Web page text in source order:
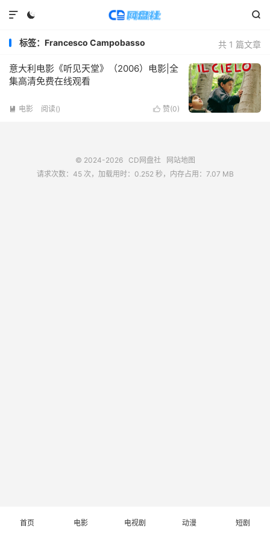
 

共 1 篇文章
标签：Francesco Campobasso
意大利电影《听见天堂》（2006）电影|全
集高清免费在线观看
 赞(0)
 电影 阅读()
© 2024-2026 CD网盘社
网站地图
请求次数：45 次，加载用时：0.252 秒，内存占用：7.07 MB
首页 电影 电视剧 动漫 短剧